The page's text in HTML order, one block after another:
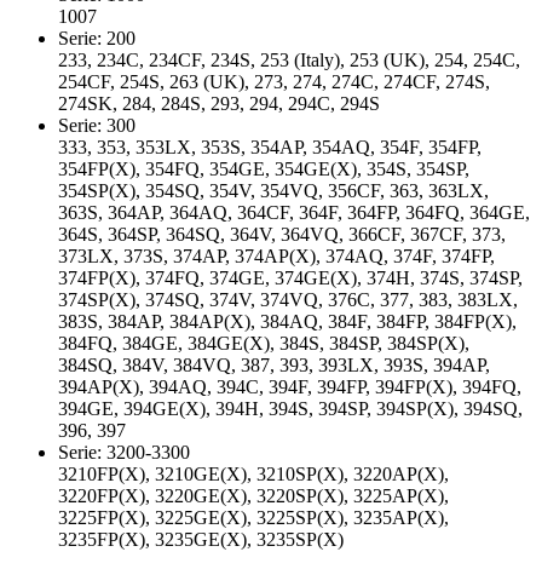
1007
Serie: 200
233, 234C, 234CF, 234S, 253 (Italy), 253 (UK), 254, 254C,
254CF, 254S, 263 (UK), 273, 274, 274C, 274CF, 274S,
274SK, 284, 284S, 293, 294, 294C, 294S
Serie: 300
333, 353, 353LX, 353S, 354AP, 354AQ, 354F, 354FP,
354FP(X), 354FQ, 354GE, 354GE(X), 354S, 354SP,
354SP(X), 354SQ, 354V, 354VQ, 356CF, 363, 363LX,
363S, 364AP, 364AQ, 364CF, 364F, 364FP, 364FQ, 364GE,
364S, 364SP, 364SQ, 364V, 364VQ, 366CF, 367CF, 373,
373LX, 373S, 374AP, 374AP(X), 374AQ, 374F, 374FP,
374FP(X), 374FQ, 374GE, 374GE(X), 374H, 374S, 374SP,
374SP(X), 374SQ, 374V, 374VQ, 376C, 377, 383, 383LX,
383S, 384AP, 384AP(X), 384AQ, 384F, 384FP, 384FP(X),
384FQ, 384GE, 384GE(X), 384S, 384SP, 384SP(X),
384SQ, 384V, 384VQ, 387, 393, 393LX, 393S, 394AP,
394AP(X), 394AQ, 394C, 394F, 394FP, 394FP(X), 394FQ,
394GE, 394GE(X), 394H, 394S, 394SP, 394SP(X), 394SQ,
396, 397
Serie: 3200-3300
3210FP(X), 3210GE(X), 3210SP(X), 3220AP(X),
3220FP(X), 3220GE(X), 3220SP(X), 3225AP(X),
3225FP(X), 3225GE(X), 3225SP(X), 3235AP(X),
3235FP(X), 3235GE(X), 3235SP(X)